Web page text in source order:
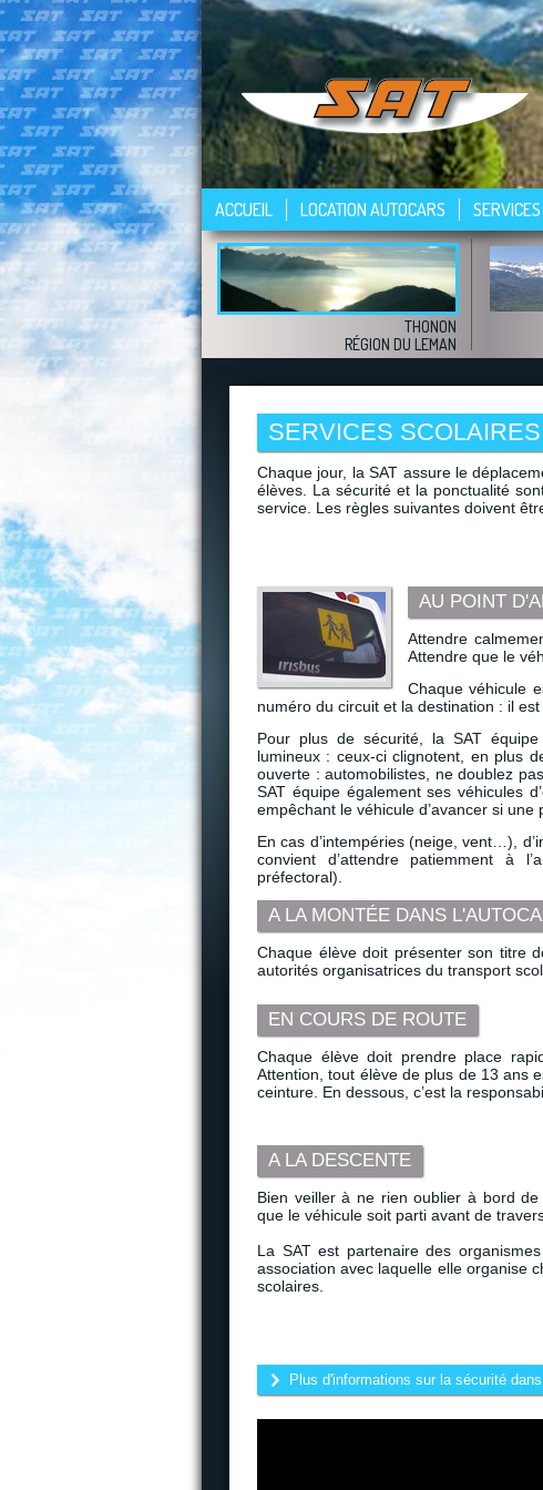
ACCUEIL LOCATION AUTOCARS
THONON
RÉGION DU LEMAN
SERVICES
Chaque jour, la SAT assure le
élèves. La sécurité et la ponctualité
service. Les règles suivantes doivent
AU POINT
Attendre
Attendre que le
Chaque véhicule
numéro du circuit et la destination : il
Pour plus de sécurité, la SAT
lumineux : ceux-ci clignotent, en plus
ouverte : automobilistes, ne doublez
SAT équipe également ses véhicules
empêchant le véhicule d’avancer si une
En cas d’intempéries (neige, vent…),
convient d’attendre patiemment à
préfectoral).
A LA MONTÉE DANS
Chaque élève doit présenter son titre
autorités organisatrices du transport
EN COURS DE ROUTE
Chaque élève doit prendre place
Attention, tout élève de plus de 13 ans
ceinture. En dessous, c’est la
A LA DESCENTE
Bien veiller à ne rien oublier à bord de
que le véhicule soit parti avant de
La SAT est partenaire des
association avec laquelle elle organise
scolaires.
Plus d'informations sur la sécurité